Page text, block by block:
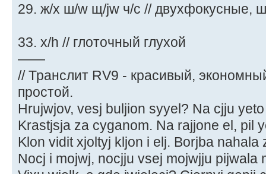
29. ж/x ш/w щ/jw ч/c // двухфокусные,
33. x/h // глоточный глухой
——
// Транслит RV9 - красивый,
простой.
Hrujwjov, vesj buljion syyel? Na cjju
Krastjsja za cyganom. Na rajjone el, pil
Klon vidit xjoltyj kljon i elj. Borjba nahala
Nocj i mojwj, nocjju vsej mojwjju pijwala